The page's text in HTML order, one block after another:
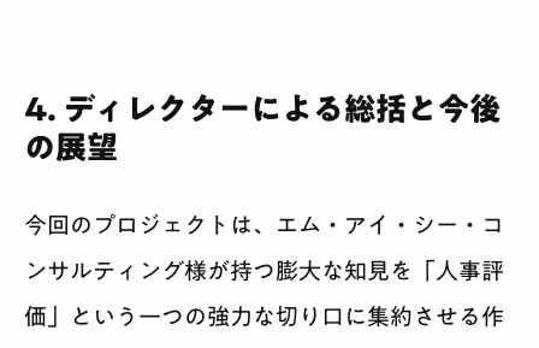
4. ディレクターによる総括と今後
の展望
今回のプロジェクトは、エム・アイ・シー・コ
ンサルティング様が持つ膨大な知見を「人事評
価」という一つの強力な切り口に集約させる作